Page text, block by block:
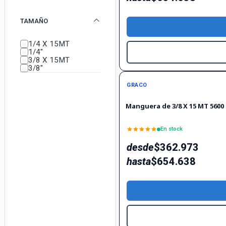
TAMAÑO
1/4 X 15MT
1/4"
3/8 X 15MT
3/8"
GRACO
Manguera de 3/8 X 15 MT 5600
En stock
desde$362.973
hasta$654.638